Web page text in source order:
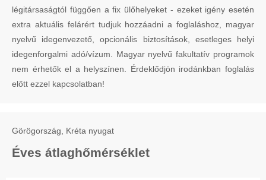
légitársaságtól függően a fix ülőhelyeket - ezeket igény esetén
extra aktuális felárért tudjuk hozzáadni a foglaláshoz, magyar
nyelvű idegenvezető, opcionális biztosítások, esetleges helyi
idegenforgalmi adó/vízum. Magyar nyelvű fakultatív programok
nem érhetők el a helyszínen. Érdeklődjön irodánkban foglalás
előtt ezzel kapcsolatban!
Görögország, Kréta nyugat
Éves átlaghőmérséklet